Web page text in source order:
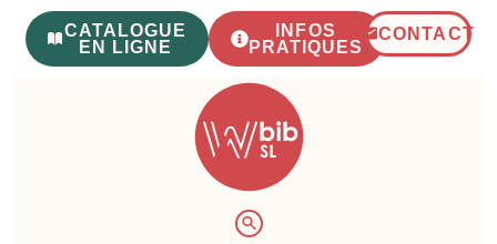
CATALOGUE
EN LIGNE
INFOS
PRATIQUES
CONTACT